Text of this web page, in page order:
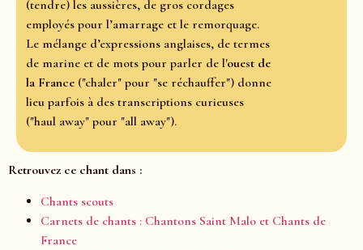
(tendre) les aussières, de gros cordages
employés pour l’amarrage et le remorquage.
Le mélange d’expressions anglaises, de termes
de marine et de mots pour parler de l'ouest de
la France ("chaler" pour "se réchauffer") donne
lieu parfois à des transcriptions curieuses
("haul away" pour "all away").
Retrouvez ce chant dans :
Chants scouts
Carnets de chants : Chantons Saint Malo et Chants de
France